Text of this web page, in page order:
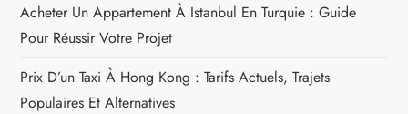
Acheter Un Appartement À Istanbul En Turquie : Guide
Pour Réussir Votre Projet
Prix D’un Taxi À Hong Kong : Tarifs Actuels, Trajets
Populaires Et Alternatives